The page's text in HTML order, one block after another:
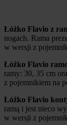
Łóżko Flavio z
nogach. Rama
w wersji z
Łóżko Flavio
ramy: 30, 35 cm
z pojemnikiem na
Łóżko Flavio
ramą i jest nieco
w wersji z